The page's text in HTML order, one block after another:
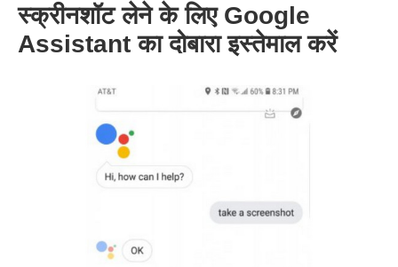
स्क्रीनशॉट लेने के लिए Google
Assistant का दोबारा इस्तेमाल करें